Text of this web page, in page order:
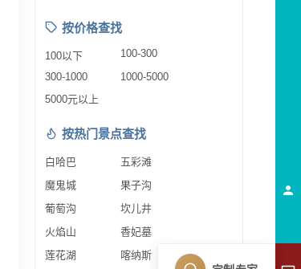
按价格查找
100以下
100-300
300-1000
1000-5000
5000元以上
按热门景点查找
白哈巴
五彩滩
魔鬼城
果子沟
葡萄沟
坎儿井
火焰山
香妃墓
莲花湖
喀纳斯